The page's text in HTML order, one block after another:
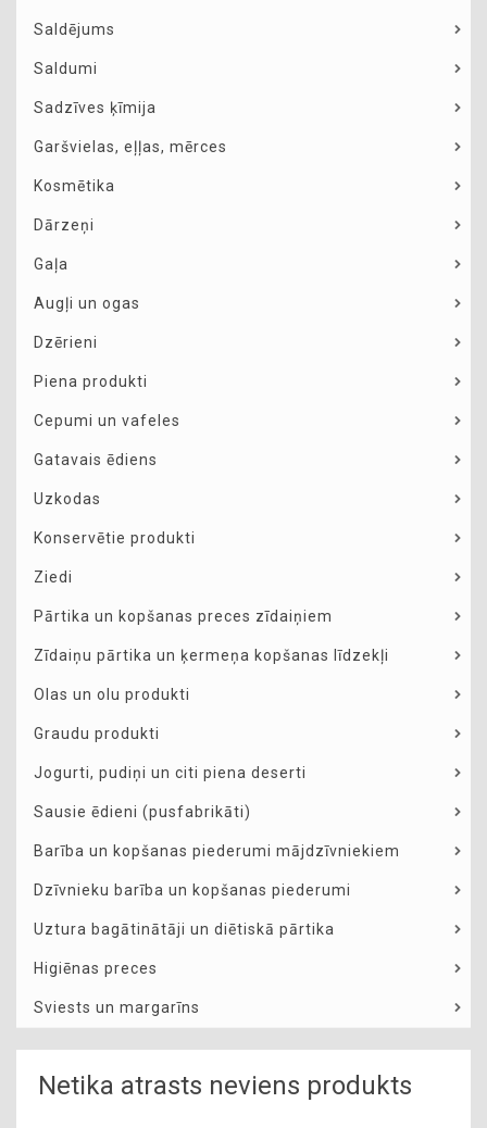
Saldējums
Saldumi
Sadzīves ķīmija
Garšvielas, eļļas, mērces
Kosmētika
Dārzeņi
Gaļa
Augļi un ogas
Dzērieni
Piena produkti
Cepumi un vafeles
Gatavais ēdiens
Uzkodas
Konservētie produkti
Ziedi
Pārtika un kopšanas preces zīdaiņiem
Zīdaiņu pārtika un ķermeņa kopšanas līdzekļi
Olas un olu produkti
Graudu produkti
Jogurti, pudiņi un citi piena deserti
Sausie ēdieni (pusfabrikāti)
Barība un kopšanas piederumi mājdzīvniekiem
Dzīvnieku barība un kopšanas piederumi
Uztura bagātinātāji un diētiskā pārtika
Higiēnas preces
Sviests un margarīns
Netika atrasts neviens produkts